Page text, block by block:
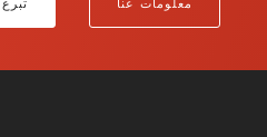
معلومات عنا تبرع